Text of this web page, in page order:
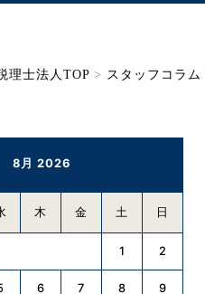
理士法人TOP > スタッフコラム
8月 2026
木 金 土 日
1 2
6 7 8 9